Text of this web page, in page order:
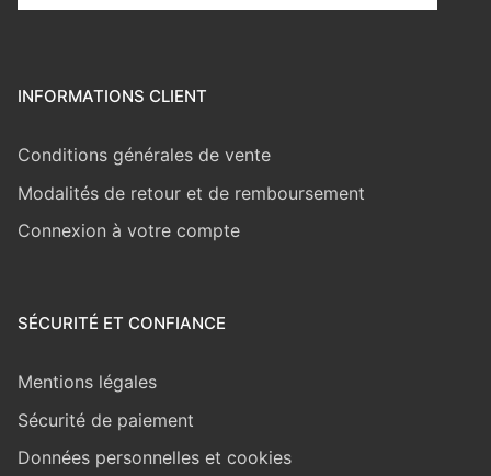
INFORMATIONS CLIENT
Conditions générales de vente
Modalités de retour et de remboursement
Connexion à votre compte
SÉCURITÉ ET CONFIANCE
Mentions légales
Sécurité de paiement
Données personnelles et cookies